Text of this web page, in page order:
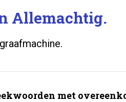
Allemachtig.
met